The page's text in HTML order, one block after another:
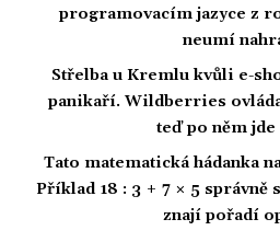
programovacím jazyce z
neumí
Střelba u Kremlu kvůli e-
panikaří. Wildberries
teď po něm
Tato matematická hádanka
Příklad 18 : 3 + 7 × 5
znají pořadí